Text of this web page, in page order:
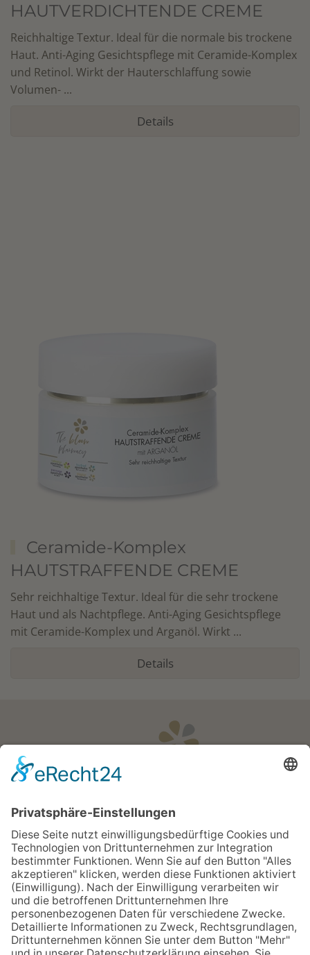
HAUTVERDICHTENDE CREME
Reichhaltige Textur. Ideal für die normale bis trockene
Haut. Anti-Aging Gesichtspflege mit Ceramide-Komplex
und Retinol. Wirkt der Hauterschlaffung sowie
Volumen- ...
Details
Ceramide-Komplex
HAUTSTRAFFENDE CREME
Sehr reichhaltige Textur. Ideal für die sehr trockene
Haut und als Nachtpflege. Anti-Aging Gesichtspflege
mit Ceramide-Komplex und Arganöl. Wirkt ...
Details
Öffnungszeiten
Apotheken Notdienst:
Bereitschaftsdienste